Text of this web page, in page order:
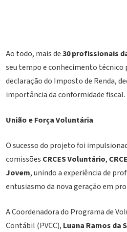
Ao todo, mais de30 profissionais
seu tempo e conhecimento técnico
declaração do Imposto de Renda,
importância da conformidade fiscal.
União e Força Voluntária
O sucesso do projeto foi
comissões CRCES Voluntário,
Jovem, unindo a experiência de
entusiasmo da nova geração em
A Coordenadora do Programa de
Contábil (PVCC), Luana Ramos da